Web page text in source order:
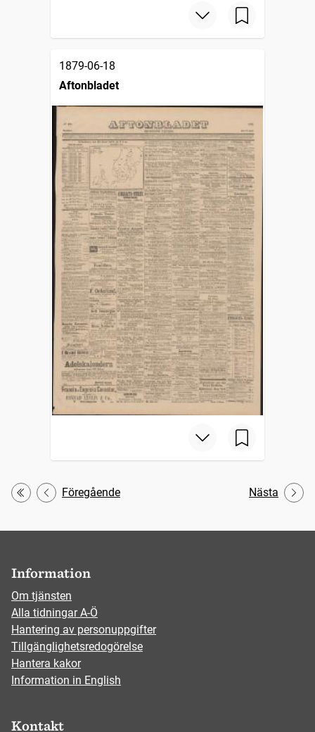
1879-06-18
Aftonbladet
Första
Föregående Nästa
Information
Om tjänsten
Alla tidningar A-Ö
Hantering av personuppgifter
Tillgänglighetsredogörelse
Hantera kakor
Information in English
Kontakt